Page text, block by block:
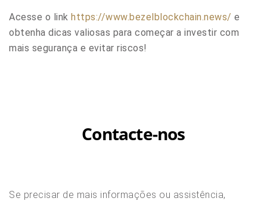
Acesse o link https://www.bezelblockchain.news/ e
obtenha dicas valiosas para começar a investir com
mais segurança e evitar riscos!
Contacte-nos
Se precisar de mais informações ou assistência,